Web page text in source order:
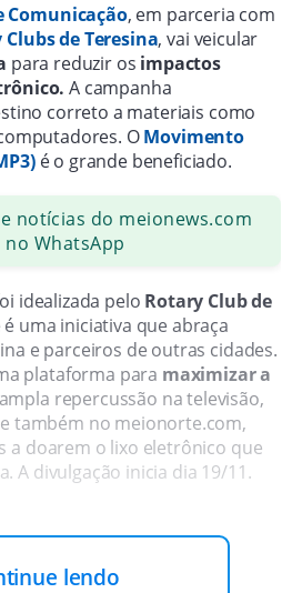
Comunicação, em parceria com
de Teresina, vai veicular
para reduzir os impactos
A campanha
correto a materiais como
OMovimento
é o grande beneficiado.
notícias do meionews.com
no WhatsApp
idealizada pelo Rotary Club de
é uma iniciativa que abraça
e parceiros de outras cidades.
plataforma para maximizar a
repercussão na televisão,
também no meionorte.com,
a doarem o lixo eletrônico que
A divulgação inicia dia 19/11.
lendo